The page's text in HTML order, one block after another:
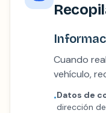
Cuando
vehículo,
•Datos de
dirección